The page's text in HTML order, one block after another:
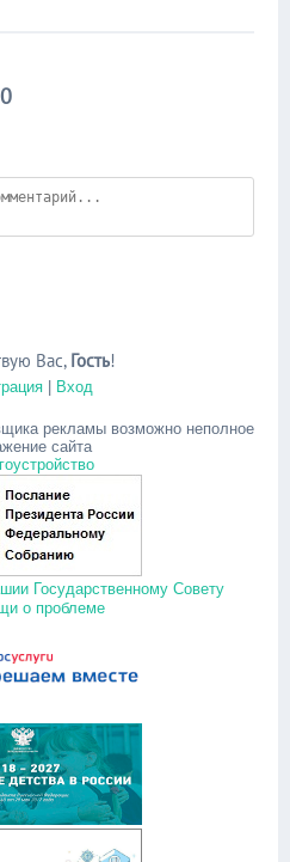
0
Вас, Гость!
| Вход
рекламы возможно неполное
сайта